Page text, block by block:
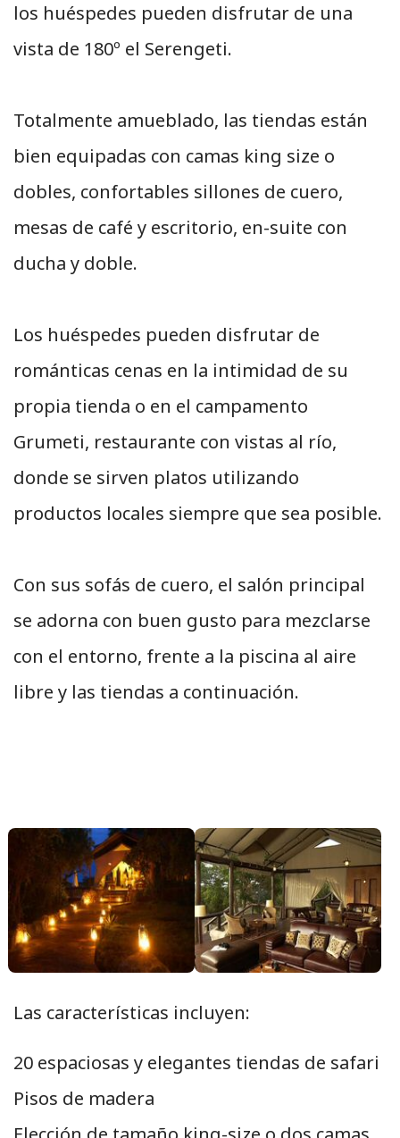
los huéspedes pueden disfrutar de una
vista de 180º el Serengeti.
Totalmente amueblado, las tiendas están
bien equipadas con camas king size o
dobles, confortables sillones de cuero,
mesas de café y escritorio, en-suite con
ducha y doble.
Los huéspedes pueden disfrutar de
románticas cenas en la intimidad de su
propia tienda o en el campamento
Grumeti, restaurante con vistas al río,
donde se sirven platos utilizando
productos locales siempre que sea posible.
Con sus sofás de cuero, el salón principal
se adorna con buen gusto para mezclarse
con el entorno, frente a la piscina al aire
libre y las tiendas a continuación.
Las características incluyen:
20 espaciosas y elegantes tiendas de safari
Pisos de madera